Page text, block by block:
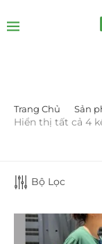
LỌC BỞI GIÁ
Trang Chủ Sản
Hiển thị tất cả 4
Bộ Lọc